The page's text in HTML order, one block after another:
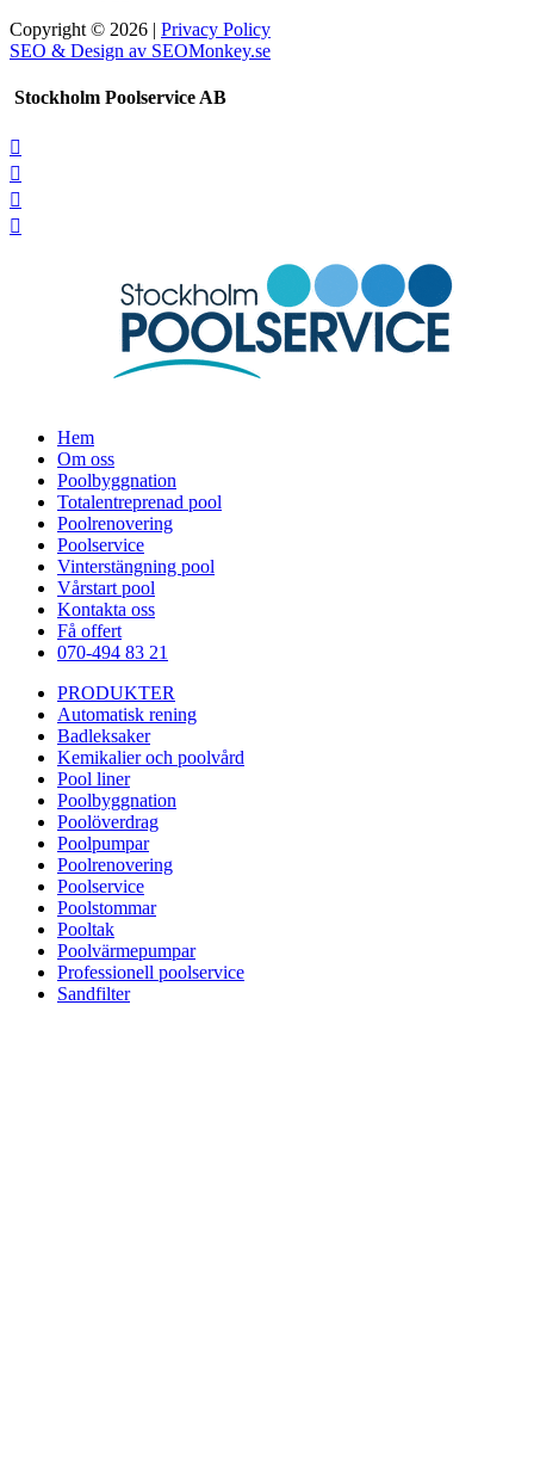
Copyright © 2026 | Privacy Policy
SEO & Design av SEOMonkey.se
Stockholm Poolservice AB




Hem
Om oss
Poolbyggnation
Totalentreprenad pool
Poolrenovering
Poolservice
Vinterstängning pool
Vårstart pool
Kontakta oss
Få offert
070-494 83 21
PRODUKTER
Automatisk rening
Badleksaker
Kemikalier och poolvård
Pool liner
Poolbyggnation
Poolöverdrag
Poolpumpar
Poolrenovering
Poolservice
Poolstommar
Pooltak
Poolvärmepumpar
Professionell poolservice
Sandfilter